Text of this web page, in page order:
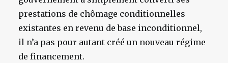
prestations de chômage conditionnelles
existantes en revenu de base inconditionnel,
il n’a pas pour autant créé un nouveau régime
de financement.